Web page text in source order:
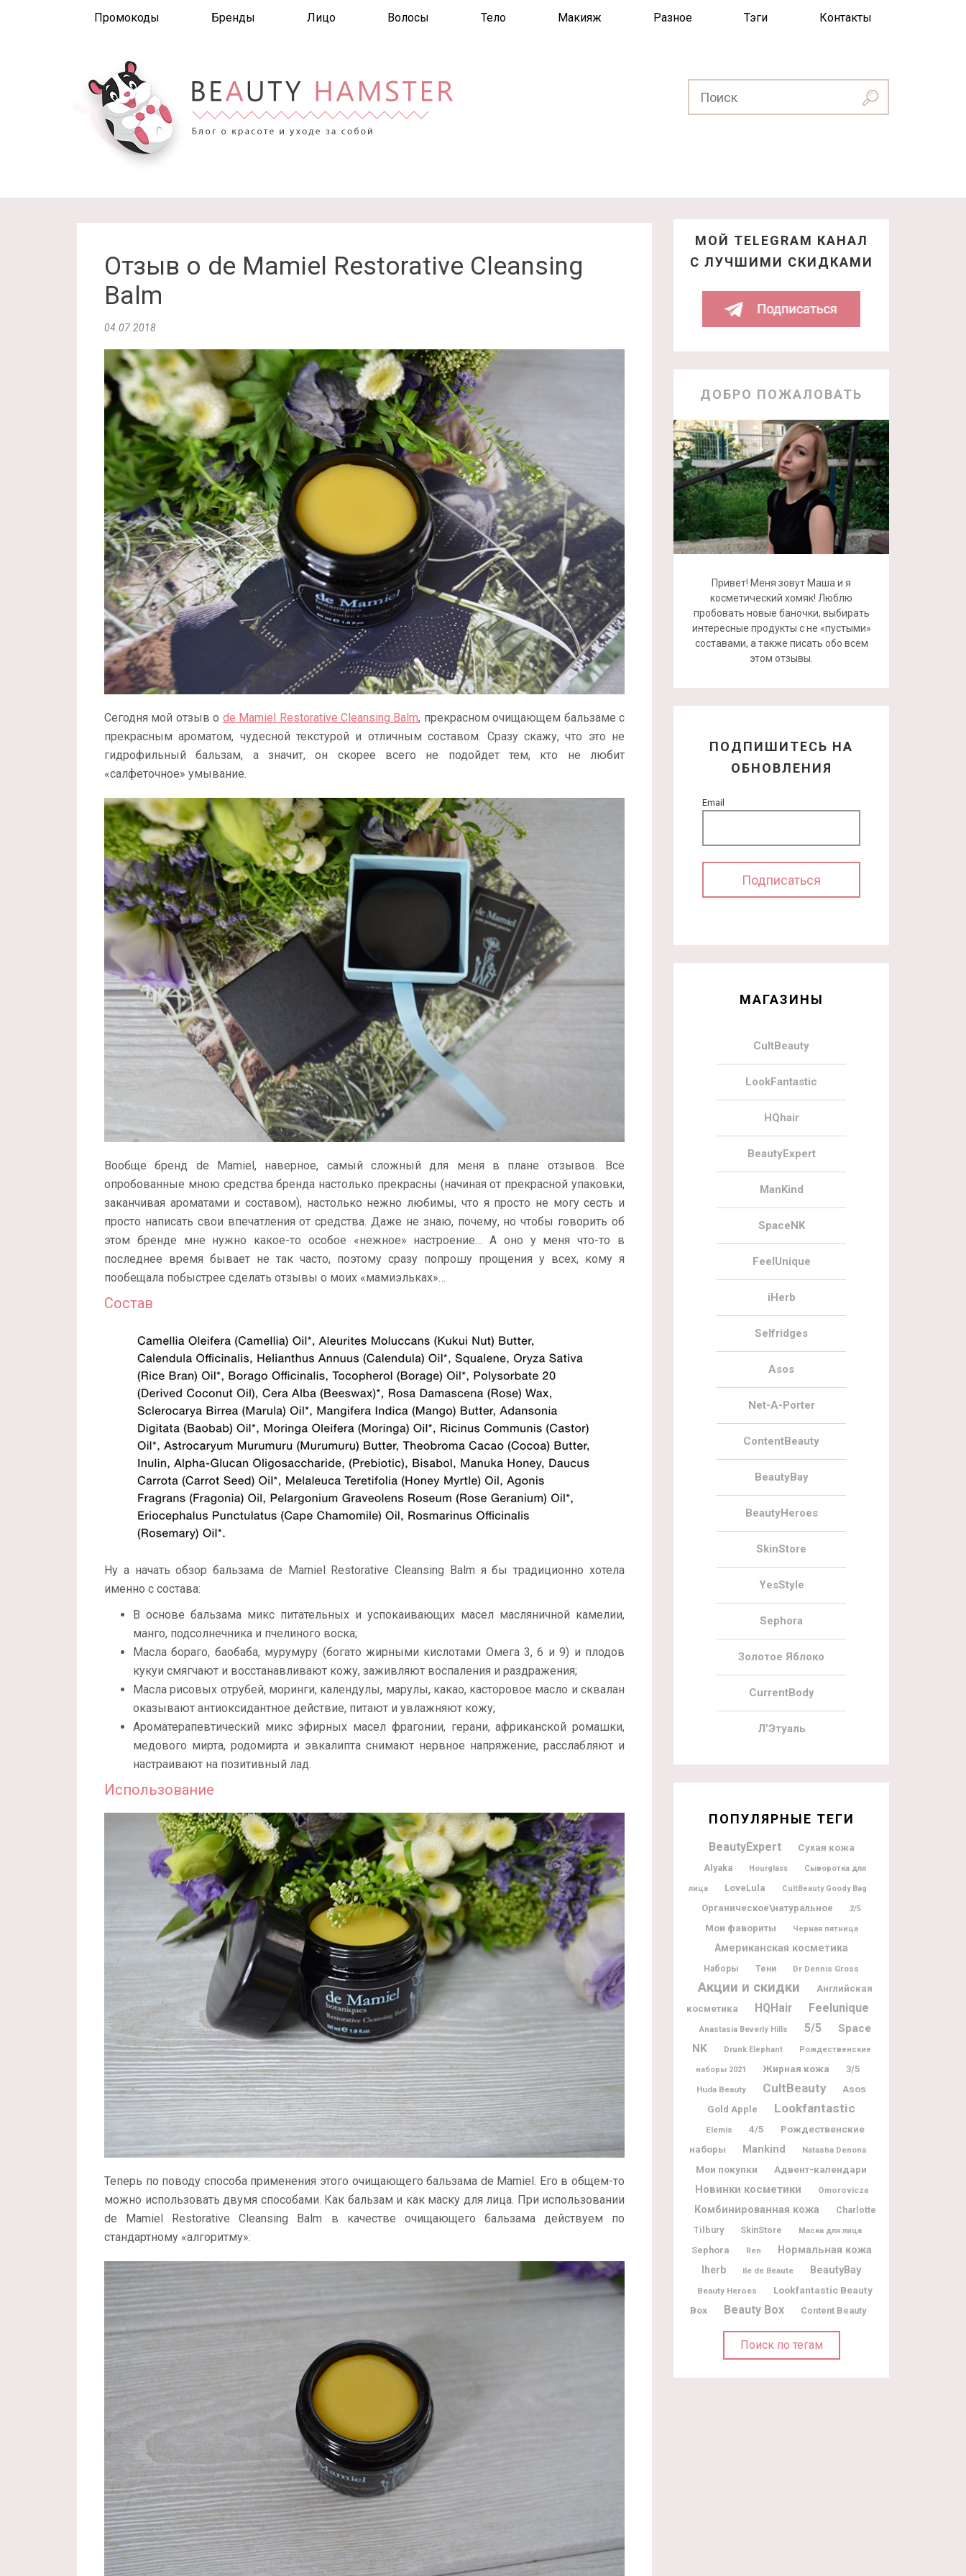
Промокоды Бренды Лицо Волосы Тело Макияж Разное Тэги Контакты
Отзыв о de Mamiel Restorative Cleansing
Balm
04.07.2018
Сегодня мой отзыв о de Mamiel Restorative Cleansing Balm, прекрасном очищающем бальзаме с
прекрасным ароматом, чудесной текстурой и отличным составом. Сразу скажу, что это не
гидрофильный бальзам, а значит, он скорее всего не подойдет тем, кто не любит
«салфеточное» умывание.
Вообще бренд de Mamiel, наверное, самый сложный для меня в плане отзывов. Все
опробованные мною средства бренда настолько прекрасны (начиная от прекрасной упаковки,
заканчивая ароматами и составом), настолько нежно любимы, что я просто не могу сесть и
просто написать свои впечатления от средства. Даже не знаю, почему, но чтобы говорить об
этом бренде мне нужно какое-то особое «нежное» настроение… А оно у меня что-то в
последнее время бывает не так часто, поэтому сразу попрошу прощения у всех, кому я
пообещала побыстрее сделать отзывы о моих «мамиэльках»…
Состав
Ну а начать обзор бальзама de Mamiel Restorative Cleansing Balm я бы традиционно хотела
именно с состава:
В основе бальзама микс питательных и успокаивающих масел масляничной камелии,
манго, подсолнечника и пчелиного воска;
Масла бораго, баобаба, мурумуру (богато жирными кислотами Омега 3, 6 и 9) и плодов
кукуи смягчают и восстанавливают кожу, заживляют воспаления и раздражения;
Масла рисовых отрубей, моринги, календулы, марулы, какао, касторовое масло и сквалан
оказывают антиоксидантное действие, питают и увлажняют кожу;
Ароматерапевтический микс эфирных масел фрагонии, герани, африканской ромашки,
медового мирта, родомирта и эвкалипта снимают нервное напряжение, расслабляют и
настраивают на позитивный лад.
Использование
Теперь по поводу способа применения этого очищающего бальзама de Mamiel. Его в общем-то
можно использовать двумя способами. Как бальзам и как маску для лица. При использовании
de Mamiel Restorative Cleansing Balm в качестве очищающего бальзама действуем по
стандартному «алгоритму»:
МОЙ TELEGRAM КАНАЛ
С ЛУЧШИМИ СКИДКАМИ
ДОБРО ПОЖАЛОВАТЬ
Привет! Меня зовут Маша и я
косметический хомяк! Люблю
пробовать новые баночки, выбирать
интересные продукты с не «пустыми»
составами, а также писать обо всем
этом отзывы.
ПОДПИШИТЕСЬ НА
ОБНОВЛЕНИЯ
Email
МАГАЗИНЫ
CultBeauty
LookFantastic
HQhair
BeautyExpert
ManKind
SpaceNK
FeelUnique
iHerb
Selfridges
Asos
Net-A-Porter
ContentBeauty
BeautyBay
BeautyHeroes
SkinStore
YesStyle
Sephora
Золотое Яблоко
CurrentBody
Л’Этуаль
ПОПУЛЯРНЫЕ ТЕГИ
BeautyExpert
Сухая кожа
Alyaka
Hourglass Сыворотка для
лица LoveLula CultBeauty Goody Bag
Органическое\натуральное 2/5
Мои фавориты Черная пятница
Американская косметика
Наборы Тени Dr Dennis Gross
Акции и скидки
Английская
косметика
HQHair Feelunique
Anastasia Beverly Hills 5/5
Space
NK
Drunk Elephant Рождественские
наборы 2021 Жирная кожа 3/5
Huda Beauty CultBeauty
Asos
Gold Apple
Lookfantastic
Elemis 4/5
Рождественские
наборы
Mankind Natasha Denona
Мои покупки Адвент-календари
Новинки косметики Omorovicza
Комбинированная кожа
Charlotte
Tilbury
SkinStore Маска для лица
Sephora Ren
Нормальная кожа
Iherb
Ile de Beaute BeautyBay
Beauty Heroes
Lookfantastic Beauty
Box
Beauty Box Content Beauty
Поиск по тегам